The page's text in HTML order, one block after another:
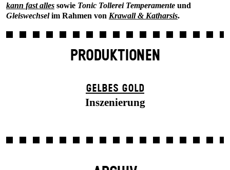
kann fast alles sowie Tonic Tollerei Temperamente und
Gleiswechselim Rahmen von Krawall & Katharsis.
PRODUKTIONEN
GELBES GOLD
Inszenierung